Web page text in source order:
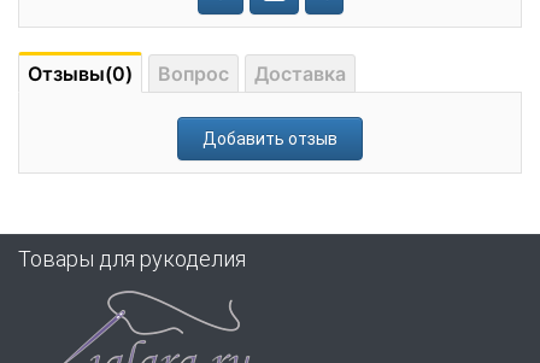
Отзывы(0) Вопрос Доставка
Добавить отзыв
Товары для рукоделия